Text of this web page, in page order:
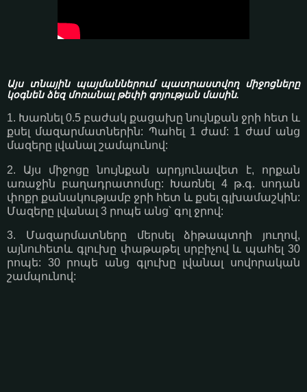
Այս տնային պայմաններում պատրաստվող միջոցները
կօգնեն ձեզ մոռանալ թեփի գոյության մասին.
1. Խառնել 0.5 բաժակ քացախը նույնքան ջրի հետ և
քսել մազարմատներին: Պահել 1 ժամ: 1 ժամ անց
մազերը լվանալ շամպունով:
2. Այս միջոցը նույնքան արդյունավետ է, որքան
առաջին բաղադրատոմսը: Խառնել 4 թ.գ. սոդան
փոքր քանակությամբ ջրի հետ և քսել գլխամաշկին:
Մազերը լվանալ 3 րոպե անց՝ գոլ ջրով:
3. Մազարմատները մերսել ձիթապտղի յուղով,
այնուհետև գլուխը փաթաթել սրբիչով և պահել 30
րոպե: 30 րոպե անց գլուխը լվանալ սովորական
շամպունով: